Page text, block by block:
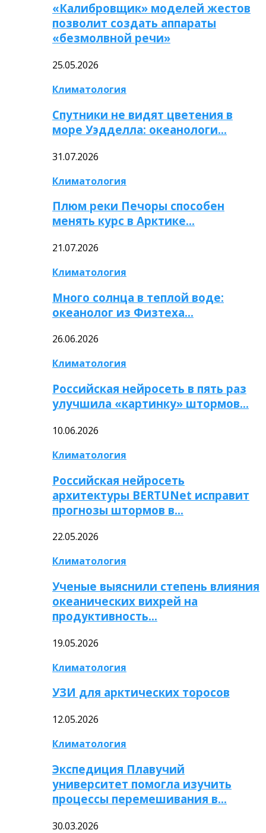
«Калибровщик» моделей жестов
позволит создать аппараты
«безмолвной речи»
25.05.2026
Климатология
Спутники не видят цветения в
море Уэдделла: океанологи…
31.07.2026
Климатология
Плюм реки Печоры способен
менять курс в Арктике…
21.07.2026
Климатология
Много солнца в теплой воде:
океанолог из Физтеха…
26.06.2026
Климатология
Российская нейросеть в пять раз
улучшила «картинку» штормов…
10.06.2026
Климатология
Российская нейросеть
архитектуры BERTUNet исправит
прогнозы штормов в…
22.05.2026
Климатология
Ученые выяснили степень влияния
океанических вихрей на
продуктивность…
19.05.2026
Климатология
УЗИ для арктических торосов
12.05.2026
Климатология
Экспедиция Плавучий
университет помогла изучить
процессы перемешивания в…
30.03.2026